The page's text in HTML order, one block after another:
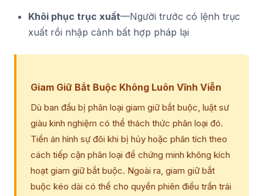
Khôi phục trục xuất—Người trước có lệnh trục
xuất rồi nhập cảnh bất hợp pháp lại
Giam Giữ Bắt Buộc Không Luôn Vĩnh Viễn
Dù ban đầu bị phân loại giam giữ bắt buộc, luật sư
giàu kinh nghiệm có thể thách thức phân loại đó.
Tiền án hình sự đôi khi bị hủy hoặc phân tích theo
cách tiếp cận phân loại để chứng minh không kích
hoạt giam giữ bắt buộc. Ngoài ra, giam giữ bắt
buộc kéo dài có thể cho quyền phiên điều trần trái